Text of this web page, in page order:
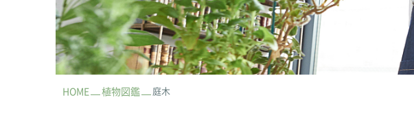
HOME 植物図鑑 庭木